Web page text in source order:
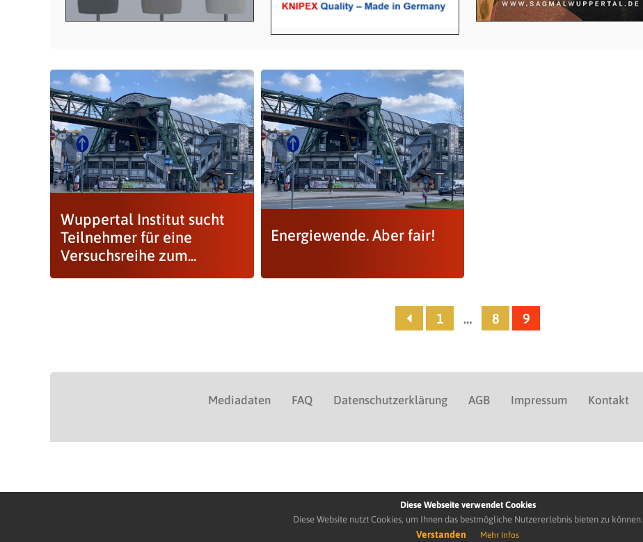
Wuppertal Institut sucht
Teilnehmer für eine
Versuchsreihe zum...
Energiewende. Aber fair!
1 … 8 9
Mediadaten FAQ Datenschutzerklärung AGB Impressum Kontakt
Diese Webseite verwendet Cookies
Diese Website nutzt Cookies, um Ihnen das bestmögliche Nutzererlebnis bieten zu können.
Verstanden Mehr Infos